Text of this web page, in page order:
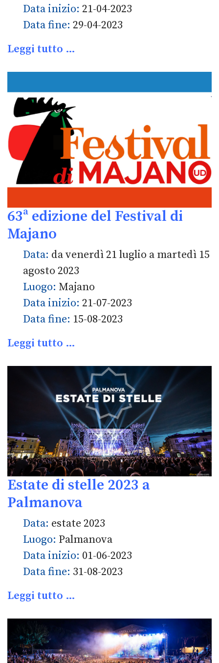
Data inizio: 21-04-2023
Data fine: 29-04-2023
Leggi tutto …
63ª edizione del Festival di
Majano
Data: da venerdì 21 luglio a martedì 15
agosto 2023
Luogo: Majano
Data inizio: 21-07-2023
Data fine: 15-08-2023
Leggi tutto …
Estate di stelle 2023 a
Palmanova
Data: estate 2023
Luogo: Palmanova
Data inizio: 01-06-2023
Data fine: 31-08-2023
Leggi tutto …